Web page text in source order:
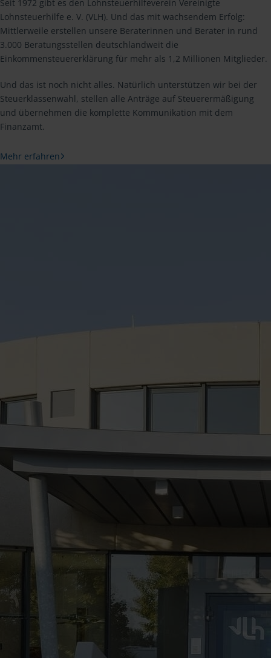
Seit 1972 gibt es den Lohnsteuerhilfeverein Vereinigte
Lohnsteuerhilfe e. V. (VLH). Und das mit wachsendem Erfolg:
Mittlerweile erstellen unsere Beraterinnen und Berater in rund
3.000 Beratungsstellen deutschlandweit die
Einkommensteuererklärung für mehr als 1,2 Millionen Mitglieder.
Und das ist noch nicht alles. Natürlich unterstützen wir bei der
Steuerklassenwahl, stellen alle Anträge auf Steuerermäßigung
und übernehmen die komplette Kommunikation mit dem
Finanzamt.
Mehr erfahren